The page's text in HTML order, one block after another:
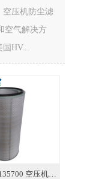
空压机防尘滤
空气解决方
国HV...